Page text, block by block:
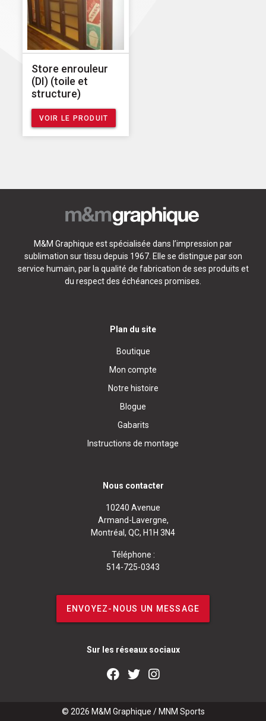
Store enrouleur
(DI) (toile et
structure)
VOIR LE PRODUIT
M&M Graphique est spécialisée dans l’impression par
sublimation sur tissu depuis 1967. Elle se distingue par son
service humain, par la qualité de fabrication de ses produits et
du respect des échéances promises.
Plan du site
Boutique
Mon compte
Notre histoire
Blogue
Gabarits
Instructions de montage
Nous contacter
10240 Avenue
Armand-Lavergne,
Montréal, QC, H1H 3N4
Téléphone :
514-725-0343
ENVOYEZ-NOUS UN MESSAGE
Sur les réseaux sociaux
© 2026 M&M Graphique / MNM Sports